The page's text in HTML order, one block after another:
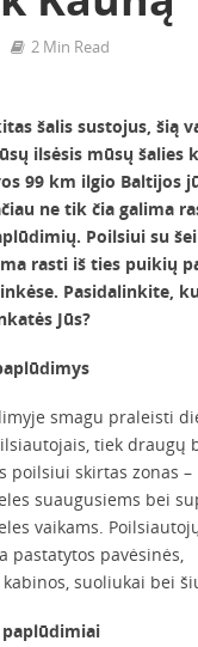
2 Min Read
šalis sustojus, šią
ilsėsis mūsų šalies
99 km ilgio Baltijos
ne tik čia galima
Poilsiui su
rasti iš ties puikių
Pasidalinkite,
Jūs?
smagu praleisti
tiek draugų
poilsiui skirtas zonas
suaugusiems bei
vaikams.
pastatytos pavėsinės,
suoliukai bei